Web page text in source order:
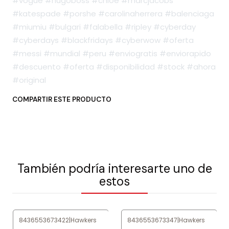
#katespade #porshe #carolinaherrera #balenciaga
#miumiu #bulgari #falabella #ripley #cyberday
#cyberdays #blackfridays #cyberwow #oferta
#messi #mundial #peru #enviogratis #enviorapido
#descuento #oferta #disponibilidad #stock #ahora
#original
COMPARTIR ESTE PRODUCTO
También podría interesarte uno de
estos
8436553673422|Hawkers 8436553673347|Hawkers